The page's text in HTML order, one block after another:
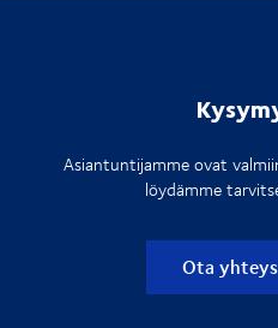
Asiantuntijamme ovat
löydämme
Ota